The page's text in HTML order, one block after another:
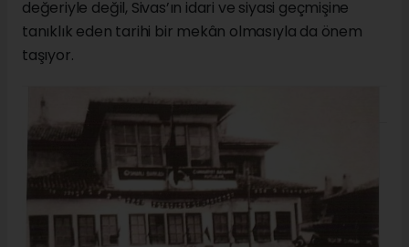
değeriyle değil, Sivas’ın idari ve siyasi geçmişine
tanıklık eden tarihi bir mekân olmasıyla da önem
taşıyor.